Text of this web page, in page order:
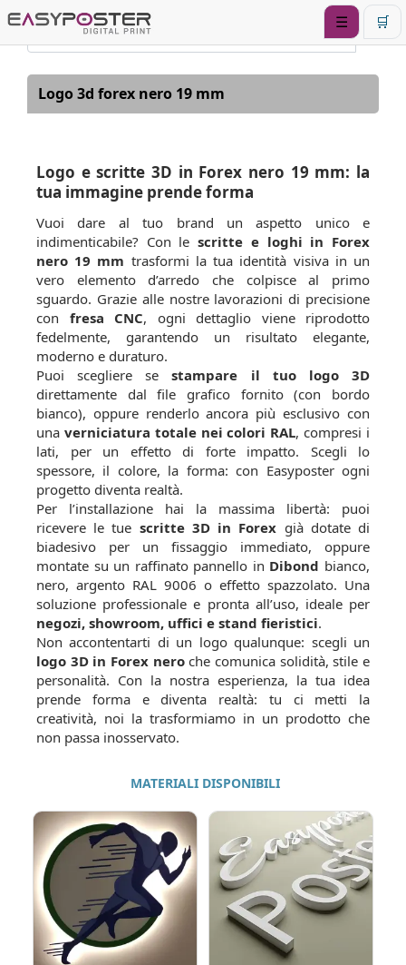
☰ 🛒
Logo 3d forex nero 19 mm
Logo e scritte 3D in Forex nero 19 mm: la
tua immagine prende forma
Vuoi dare al tuo brand un aspetto unico e
indimenticabile? Con lescritte e loghi in Forex
nero 19 mm trasformi la tua identità visiva in un
vero elemento d’arredo che colpisce al primo
sguardo. Grazie alle nostre lavorazioni di precisione
con fresa CNC, ogni dettaglio viene riprodotto
fedelmente, garantendo un risultato elegante,
moderno e duraturo.
Puoi scegliere sestampare il tuo logo 3D
direttamente dal file grafico fornito (con bordo
bianco), oppure renderlo ancora più esclusivo con
una verniciatura totale nei colori RAL, compresi i
lati, per un effetto di forte impatto. Scegli lo
spessore, il colore, la forma: con Easyposter ogni
progetto diventa realtà.
Per l’installazione hai la massima libertà: puoi
ricevere le tue scritte 3D in Forex già dotate di
biadesivo per un fissaggio immediato, oppure
montate su un raffinato pannello in Dibond bianco,
nero, argento RAL 9006 o effetto spazzolato. Una
soluzione professionale e pronta all’uso, ideale per
negozi, showroom, uffici e stand fieristici.
Non accontentarti di un logo qualunque: scegli un
logo 3D in Forex neroche comunica solidità, stile e
personalità. Con la nostra esperienza, la tua idea
prende forma e diventa realtà: tu ci metti la
creatività, noi la trasformiamo in un prodotto che
non passa inosservato.
MATERIALI DISPONIBILI